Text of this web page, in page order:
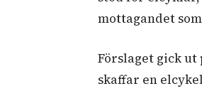
mottagandet
Förslaget gick
skaffar en